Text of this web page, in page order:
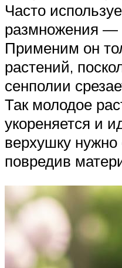
Часто
размножения —
Применим он
растений,
сенполии
Так молодое
укореняется и
верхушку нужно
повредив